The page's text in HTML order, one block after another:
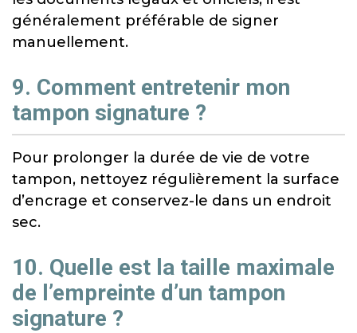
généralement préférable de signer
manuellement.
9. Comment entretenir mon
tampon signature ?
Pour prolonger la durée de vie de votre
tampon, nettoyez régulièrement la surface
d’encrage et conservez-le dans un endroit
sec.
10. Quelle est la taille maximale
de l’empreinte d’un tampon
signature ?